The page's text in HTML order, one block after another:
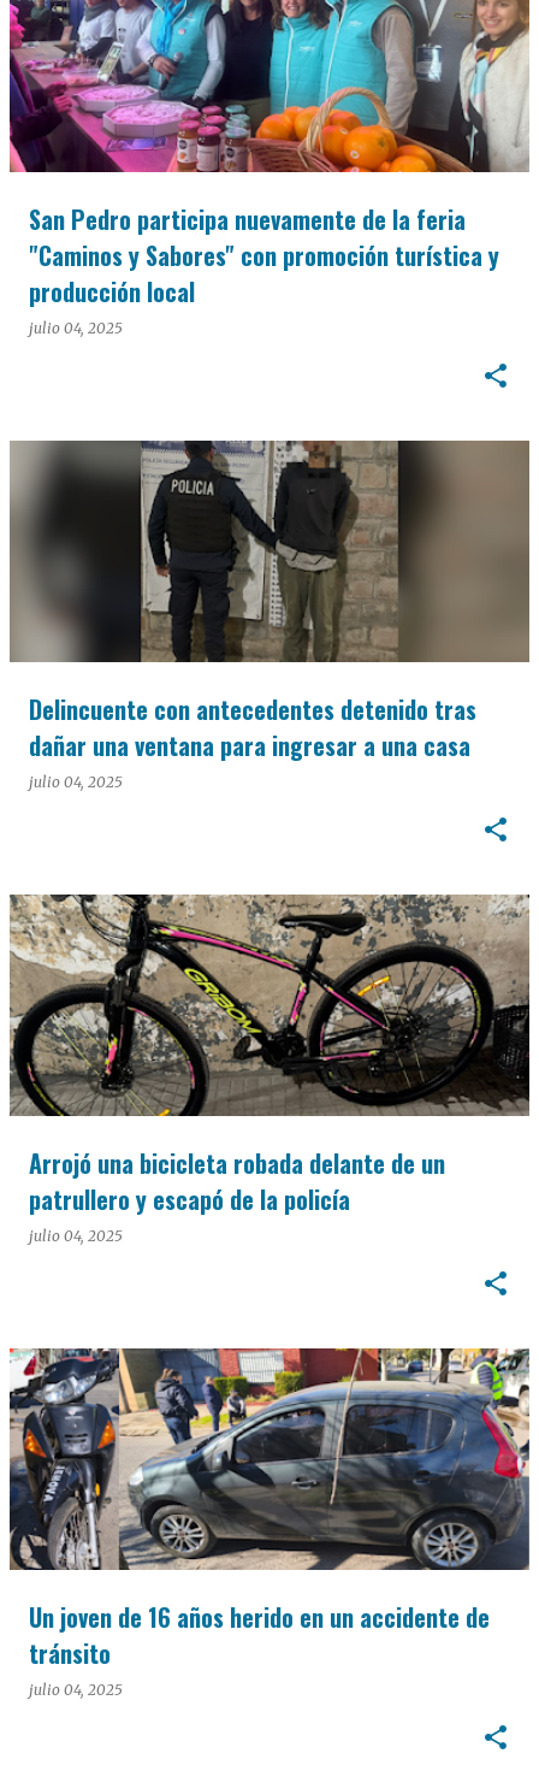
San Pedro participa nuevamente de la feria
"Caminos y Sabores" con promoción turística y
producción local
julio 04, 2025
Delincuente con antecedentes detenido tras
dañar una ventana para ingresar a una casa
julio 04, 2025
Arrojó una bicicleta robada delante de un
patrullero y escapó de la policía
julio 04, 2025
Un joven de 16 años herido en un accidente de
tránsito
julio 04, 2025